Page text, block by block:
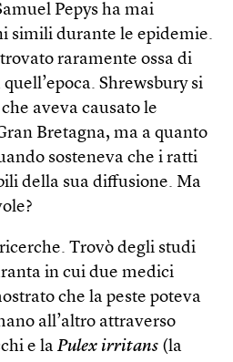
Pepys ha mai
simili durante le epidemie.
raramente ossa di
Shrewsbury si
aveva causato le
Bretagna, ma a quanto
sosteneva che i ratti
della sua diffusione. Ma
Trovò degli studi
in cui due medici
che la peste poteva
all’altro attraverso
e la Pulex irritans (la